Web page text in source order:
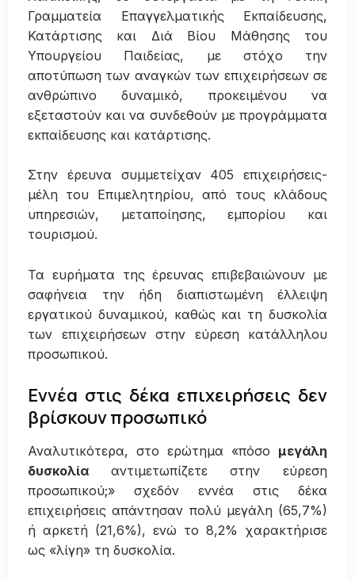
Γραμματεία Επαγγελματικής Εκπαίδευσης,
Κατάρτισης και Διά Βίου Μάθησης του
Υπουργείου Παιδείας, με στόχο την
αποτύπωση των αναγκών των επιχειρήσεων σε
ανθρώπινο δυναμικό, προκειμένου να
εξεταστούν και να συνδεθούν με προγράμματα
εκπαίδευσης και κατάρτισης.
Στην έρευνα συμμετείχαν 405 επιχειρήσεις-
μέλη του Επιμελητηρίου, από τους κλάδους
υπηρεσιών, μεταποίησης, εμπορίου και
τουρισμού.
Τα ευρήματα της έρευνας επιβεβαιώνουν με
σαφήνεια την ήδη διαπιστωμένη έλλειψη
εργατικού δυναμικού, καθώς και τη δυσκολία
των επιχειρήσεων στην εύρεση κατάλληλου
προσωπικού.
Εννέα στις δέκα επιχειρήσεις δεν
βρίσκουν προσωπικό
Αναλυτικότερα, στο ερώτημα «πόσο μεγάλη
δυσκολία αντιμετωπίζετε στην εύρεση
προσωπικού;» σχεδόν εννέα στις δέκα
επιχειρήσεις απάντησαν πολύ μεγάλη (65,7%)
ή αρκετή (21,6%), ενώ το 8,2% χαρακτήρισε
ως «λίγη» τη δυσκολία.